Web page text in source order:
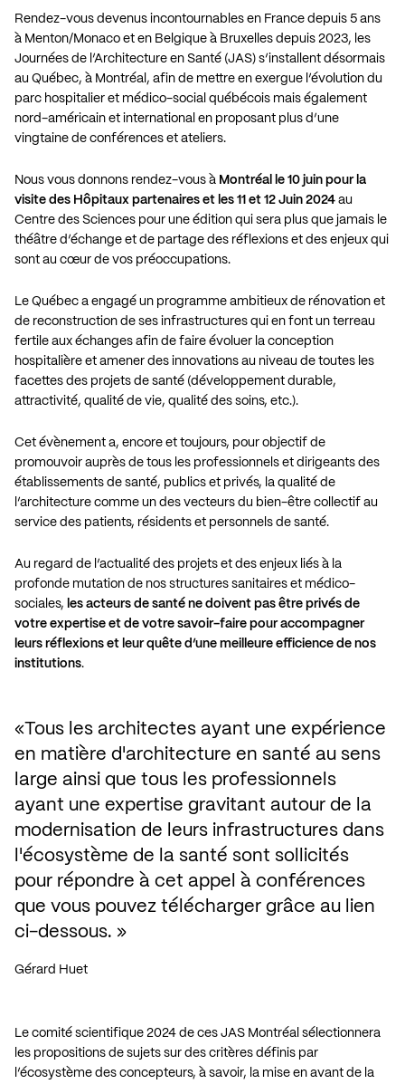
Rendez-vous devenus incontournables en France depuis 5 ans
à Menton/Monaco et en Belgique à Bruxelles depuis 2023, les
Journées de l’Architecture en Santé (JAS) s’installent désormais
au Québec, à Montréal, afin de mettre en exergue l’évolution du
parc hospitalier et médico-social québécois mais également
nord-américain et international en proposant plus d’une
vingtaine de conférences et ateliers.
Nous vous donnons rendez-vous à Montréal le 10 juin pour la
visite des Hôpitaux partenaires et les 11 et 12 Juin 2024 au
Centre des Sciences pour une édition qui sera plus que jamais le
théâtre d’échange et de partage des réflexions et des enjeux qui
sont au cœur de vos préoccupations.
Le Québec a engagé un programme ambitieux de rénovation et
de reconstruction de ses infrastructures qui en font un terreau
fertile aux échanges afin de faire évoluer la conception
hospitalière et amener des innovations au niveau de toutes les
facettes des projets de santé (développement durable,
attractivité, qualité de vie, qualité des soins, etc.).
Cet évènement a, encore et toujours, pour objectif de
promouvoir auprès de tous les professionnels et dirigeants des
établissements de santé, publics et privés, la qualité de
l’architecture comme un des vecteurs du bien-être collectif au
service des patients, résidents et personnels de santé.
Au regard de l’actualité des projets et des enjeux liés à la
profonde mutation de nos structures sanitaires et médico-
sociales, les acteurs de santé ne doivent pas être privés de
votre expertise et de votre savoir-faire pour accompagner
leurs réflexions et leur quête d’une meilleure efficience de nos
institutions.
Tous les architectes ayant une expérience
en matière d'architecture en santé au sens
large ainsi que tous les professionnels
ayant une expertise gravitant autour de la
modernisation de leurs infrastructures dans
l'écosystème de la santé sont sollicités
pour répondre à cet appel à conférences
que vous pouvez télécharger grâce au lien
ci-dessous.
Gérard Huet
Le comité scientifique 2024 de ces JAS Montréal sélectionnera
les propositions de sujets sur des critères définis par
l’écosystème des concepteurs, à savoir, la mise en avant de la